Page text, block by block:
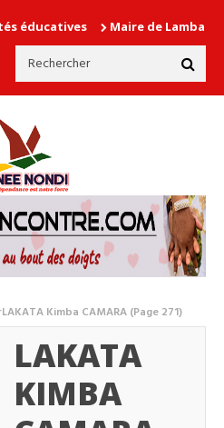
Maire de Lambanyi : Baba
Kimba CAMARA (Page 271)
LAKATA
KIMBA